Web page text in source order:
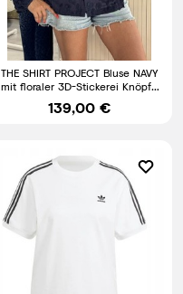
THE SHIRT PROJECT Bluse NAVY
mit floraler 3D-Stickerei Knöpfe
versch. Gr. (J3)
139,00 €